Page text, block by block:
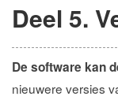
Deel 5.
De software kan
nieuwere versies